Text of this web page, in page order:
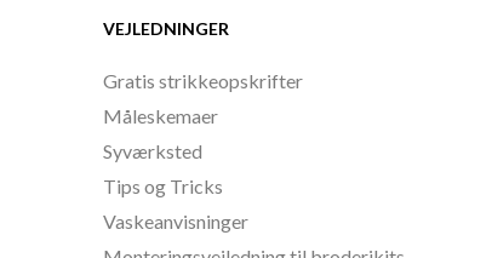
VEJLEDNINGER
Gratis strikkeopskrifter
Måleskemaer
Syværksted
Tips og Tricks
Vaskeanvisninger